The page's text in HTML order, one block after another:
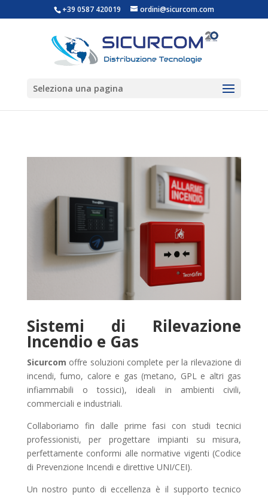
+39 0587 420019 ordini@sicurcom.com
Seleziona una pagina
Sistemi di Rilevazione
Incendio e Gas
Sicurcom offre soluzioni complete per la rilevazione di
incendi, fumo, calore e gas (metano, GPL e altri gas
infiammabili o tossici), ideali in ambienti civili,
commerciali e industriali.
Collaboriamo fin dalle prime fasi con studi tecnici
professionisti, per progettare impianti su misura,
perfettamente conformi alle normative vigenti (Codice
di Prevenzione Incendi e direttive UNI/CEI).
Un nostro punto di eccellenza è il supporto tecnico